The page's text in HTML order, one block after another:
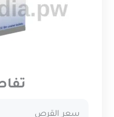
سعر القرص